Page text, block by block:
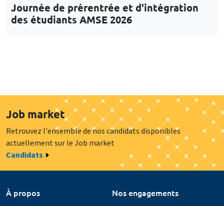
Journée de prérentrée et d'intégration
des étudiants AMSE 2026
Job market
Retrouvez l'ensemble de nos candidats disponibles
actuellement sur le Job market
Candidats
À propos
Nos engagements